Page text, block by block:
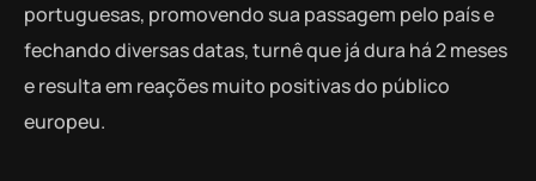
portuguesas, promovendo sua passagem pelo país e
fechando diversas datas, turnê que já dura há 2 meses
e resulta em reações muito positivas do público
europeu.